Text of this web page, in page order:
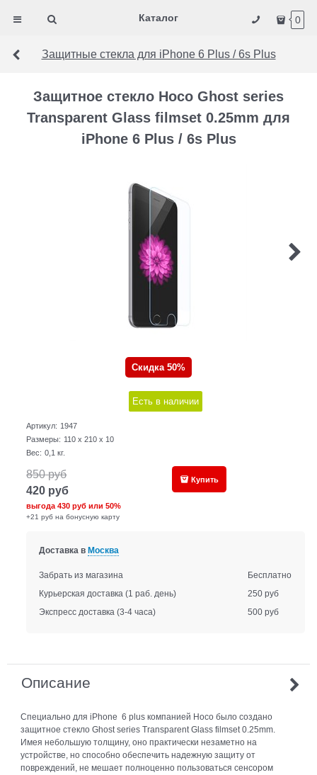
Каталог 0
Защитные стекла для iPhone 6 Plus / 6s Plus
Защитное стекло Hoco Ghost series
Transparent Glass filmset 0.25mm для
iPhone 6 Plus / 6s Plus
Скидка 50%
Есть в наличии
Артикул: 1947
Размеры: 110 x 210 x 10
Вес: 0,1 кг.
850 руб
420 руб
выгода430 руб или50%
+21 руб на бонусную карту
Купить
Доставка в Москва
Забрать из магазина
Бесплатно
Курьерская доставка (1 раб. день)
250 руб
Экспресс доставка (3-4 часа) 500 руб
Описание
Специально для iPhone 6 plus компанией Hoco было создано
защитное стекло Ghost series Transparent Glass filmset 0.25mm.
Имея небольшую толщину, оно практически незаметно на
устройстве, но способно обеспечить надежную защиту от
повреждений, не мешает полноценно пользоваться сенсором